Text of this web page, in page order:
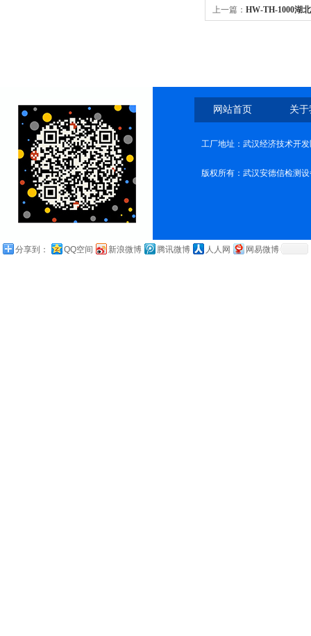
上一篇： HW-TH-1000湖
网站首页 关
工厂地址：武汉经济技术开
版权所有：武汉安德信检测
分享到： QQ空间 新浪微博 腾讯微博 人人网 网易微博